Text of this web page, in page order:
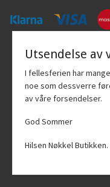
Vår
får en
yte deg
Utsendelse av
I fellesferien har
noe som dessverre
av våre forsendelser.
God Sommer
Hilsen Nøkkel Butikken.